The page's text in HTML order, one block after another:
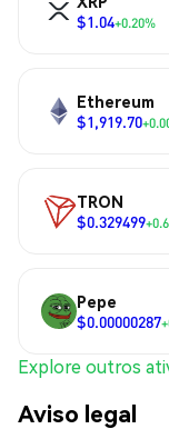
$1.04+0.20%
Ethereum
$1,919.70
TRON
$0.329499
Pepe
$0.00000287
Explore outros
Aviso legal